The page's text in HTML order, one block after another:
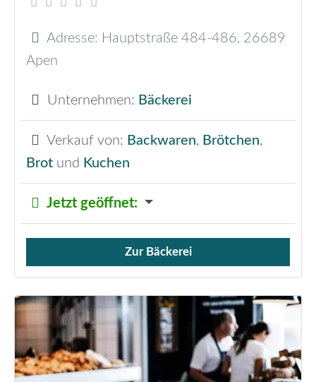
Adresse: Hauptstraße 484-486, 26689
Apen
Unternehmen: Bäckerei
Verkauf von: Backwaren, Brötchen,
Brot und Kuchen
Jetzt geöffnet:
Verkauf von Brötchen,
Zur Bäckerei